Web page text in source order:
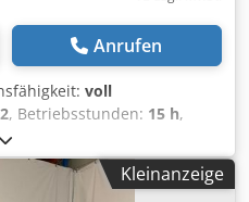
Anrufen
voll
, Betriebsstunden: 15 h,
5.400 mm
, Masttyp:Triplex, Bauhöhe:
, Antriebsart:Elektro,
Kleinanzeige